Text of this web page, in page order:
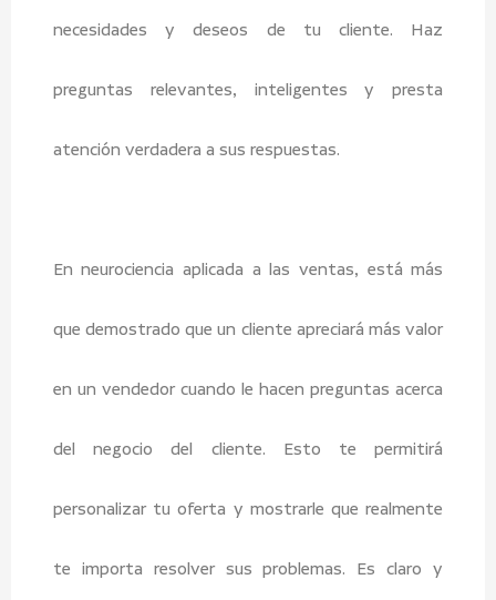
necesidades y deseos de tu cliente. Haz
preguntas relevantes, inteligentes y presta
atención verdadera a sus respuestas.
En neurociencia aplicada a las ventas, está más
que demostrado que un cliente apreciará más valor
en un vendedor cuando le hacen preguntas acerca
del negocio del cliente. Esto te permitirá
personalizar tu oferta y mostrarle que realmente
te importa resolver sus problemas. Es claro y